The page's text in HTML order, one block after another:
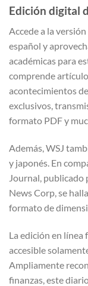
Edición digital
Accede a la
español y
académicas para
comprende
acontecimientos
exclusivos,
formato PDF y
Además, WSJ
y japonés. En
Journal, publicado
News Corp, se
formato de
La edición en línea
accesible
Ampliamente
finanzas, este